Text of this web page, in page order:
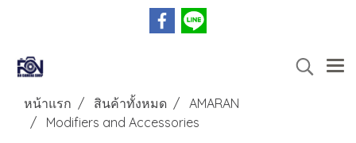
หน้าแรก สินค้าทั้งหมด
AMARAN
Modifiers and Accessories